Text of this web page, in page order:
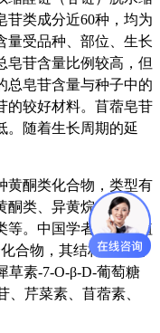
苷类成分近60种，均为
量受品种、部位、生长
皂苷含量比例较高，但
总皂苷含量与种子中的
的较好材料。苜蓿皂苷
。随着生长周期的延
黄酮类化合物 ，类型有
类、异黄烷、查耳
等。中国学者从苜蓿植
合物，其结构分别鉴
草素-7-O-β-D-葡萄糖
、芹菜素、苜蓿素、